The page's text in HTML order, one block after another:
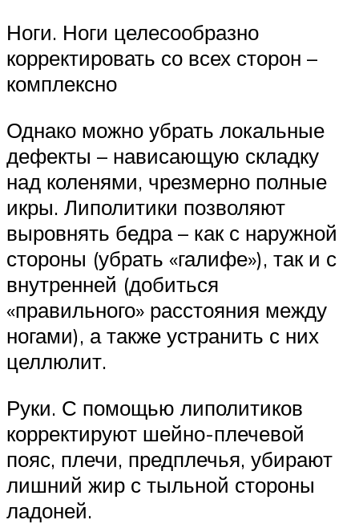
Ноги. Ноги целесообразно
корректировать со всех сторон –
комплексно
Однако можно убрать локальные
дефекты – нависающую складку
над коленями, чрезмерно полные
икры. Липолитики позволяют
выровнять бедра – как с наружной
стороны (убрать «галифе»), так и с
внутренней (добиться
«правильного» расстояния между
ногами), а также устранить с них
целлюлит.
Руки. С помощью липолитиков
корректируют шейно-плечевой
пояс, плечи, предплечья, убирают
лишний жир с тыльной стороны
ладоней.